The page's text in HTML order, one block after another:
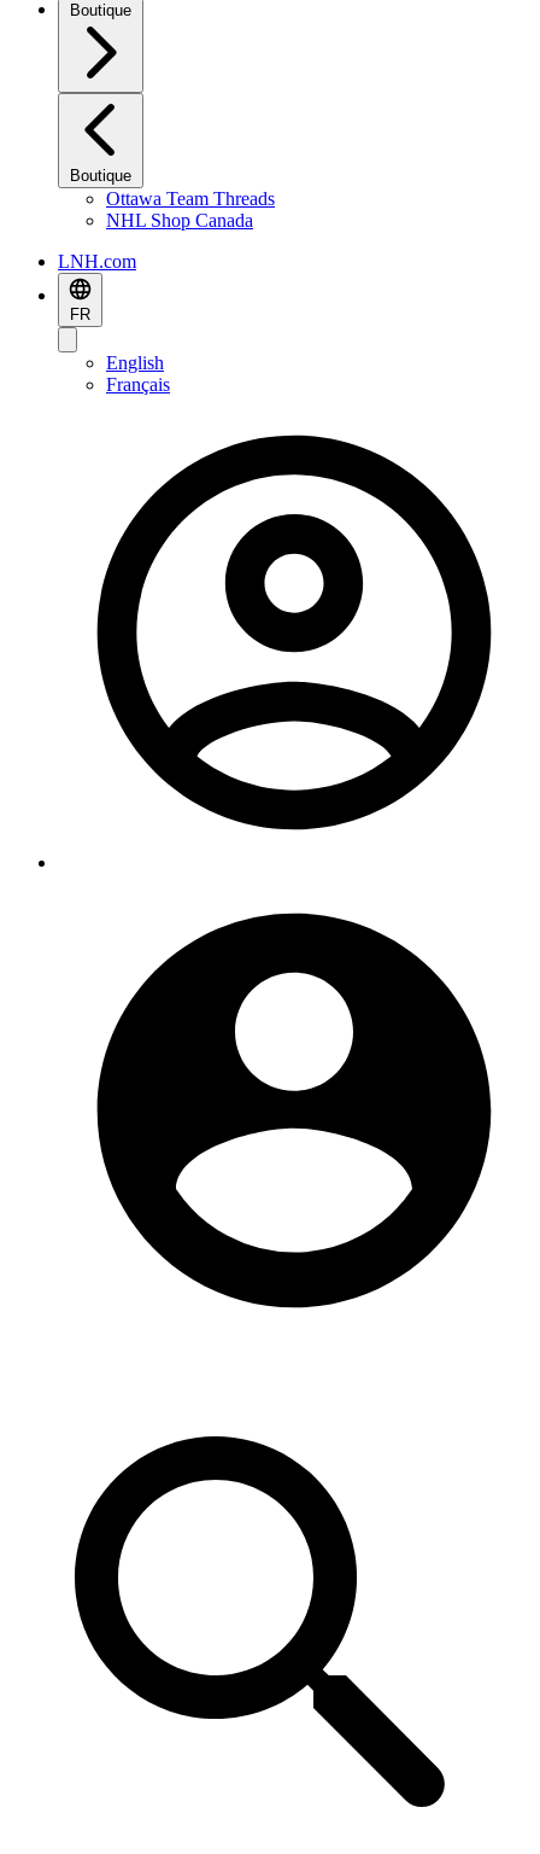
Boutique
Boutique
Ottawa Team Threads
NHL Shop Canada
LNH.com
FR
English
Français